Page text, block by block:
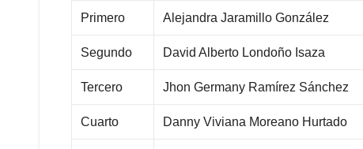
Primero Alejandra Jaramillo González
Segundo David Alberto Londoño Isaza
Tercero Jhon Germany Ramírez Sánchez
Cuarto Danny Viviana Moreano Hurtado